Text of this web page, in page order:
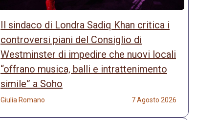
Il sindaco di Londra Sadiq Khan critica i
controversi piani del Consiglio di
Westminster di impedire che nuovi locali
“offrano musica, balli e intrattenimento
simile” a Soho
Giulia Romano 7 Agosto 2026